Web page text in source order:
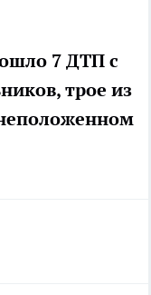
7 ДТП с
трое из